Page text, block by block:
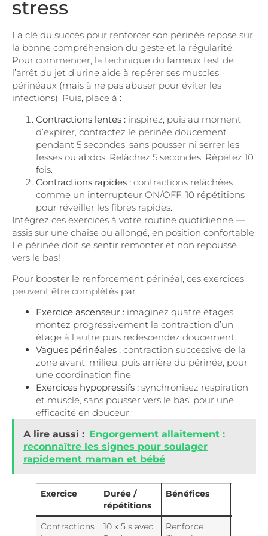
stress
La clé du succès pour renforcer son périnée repose sur
la bonne compréhension du geste et la régularité.
Pour commencer, la technique du fameux test de
l’arrêt du jet d’urine aide à repérer ses muscles
périnéaux (mais à ne pas abuser pour éviter les
infections). Puis, place à :
Contractions lentes : inspirez, puis au moment
d’expirer, contractez le périnée doucement
pendant 5 secondes, sans pousser ni serrer les
fesses ou abdos. Relâchez 5 secondes. Répétez 10
fois.
Contractions rapides : contractions relâchées
comme un interrupteur ON/OFF, 10 répétitions
pour réveiller les fibres rapides.
Intégrez ces exercices à votre routine quotidienne —
assis sur une chaise ou allongé, en position confortable.
Le périnée doit se sentir remonter et non repoussé
vers le bas!
Pour booster le renforcement périnéal, ces exercices
peuvent être complétés par :
Exercice ascenseur : imaginez quatre étages,
montez progressivement la contraction d’un
étage à l’autre puis redescendez doucement.
Vagues périnéales : contraction successive de la
zone avant, milieu, puis arrière du périnée, pour
une coordination fine.
Exercices hypopressifs : synchronisez respiration
et muscle, sans pousser vers le bas, pour une
efficacité en douceur.
A lire aussi : Engorgement allaitement :
reconnaître les signes pour soulager
rapidement maman et bébé
Exercice
Durée /
répétitions
Bénéfices
Contractions
10 x 5 s avec
Renforce